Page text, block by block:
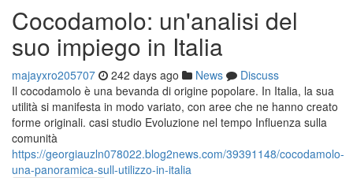
Cocodamolo: un'analisi del
suo impiego in Italia
majayxro205707 242 days ago News
Discuss
Il cocodamolo è una bevanda di origine popolare. In Italia, la sua
utilità si manifesta in modo variato, con aree che ne hanno creato
forme originali. casi studio Evoluzione nel tempo Influenza sulla
comunità
https://georgiauzln078022.blog2news.com/39391148/cocodamolo-
una-panoramica-sull-utilizzo-in-italia